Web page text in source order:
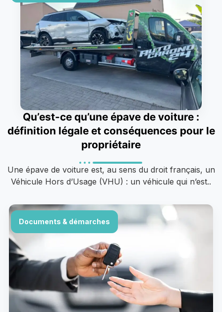
Qu’est-ce qu’une épave de voiture :
définition légale et conséquences pour le
propriétaire
Une épave de voiture est, au sens du droit français, un
Véhicule Hors d’Usage (VHU) : un véhicule qui n’est..
Documents & démarches